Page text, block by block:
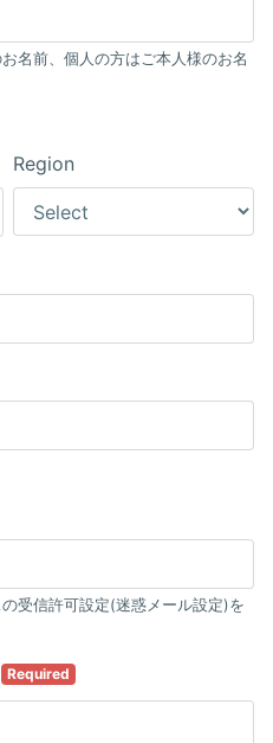
名前、個人の方はご本人様のお名
Region
受信許可設定(迷惑メール設定)を
Required